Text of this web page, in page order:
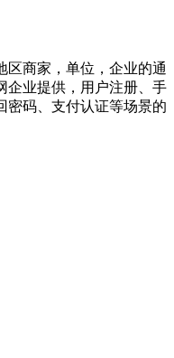
区商家，单位，企业的通
企业提供，用户注册、手
密码、支付认证等场景的